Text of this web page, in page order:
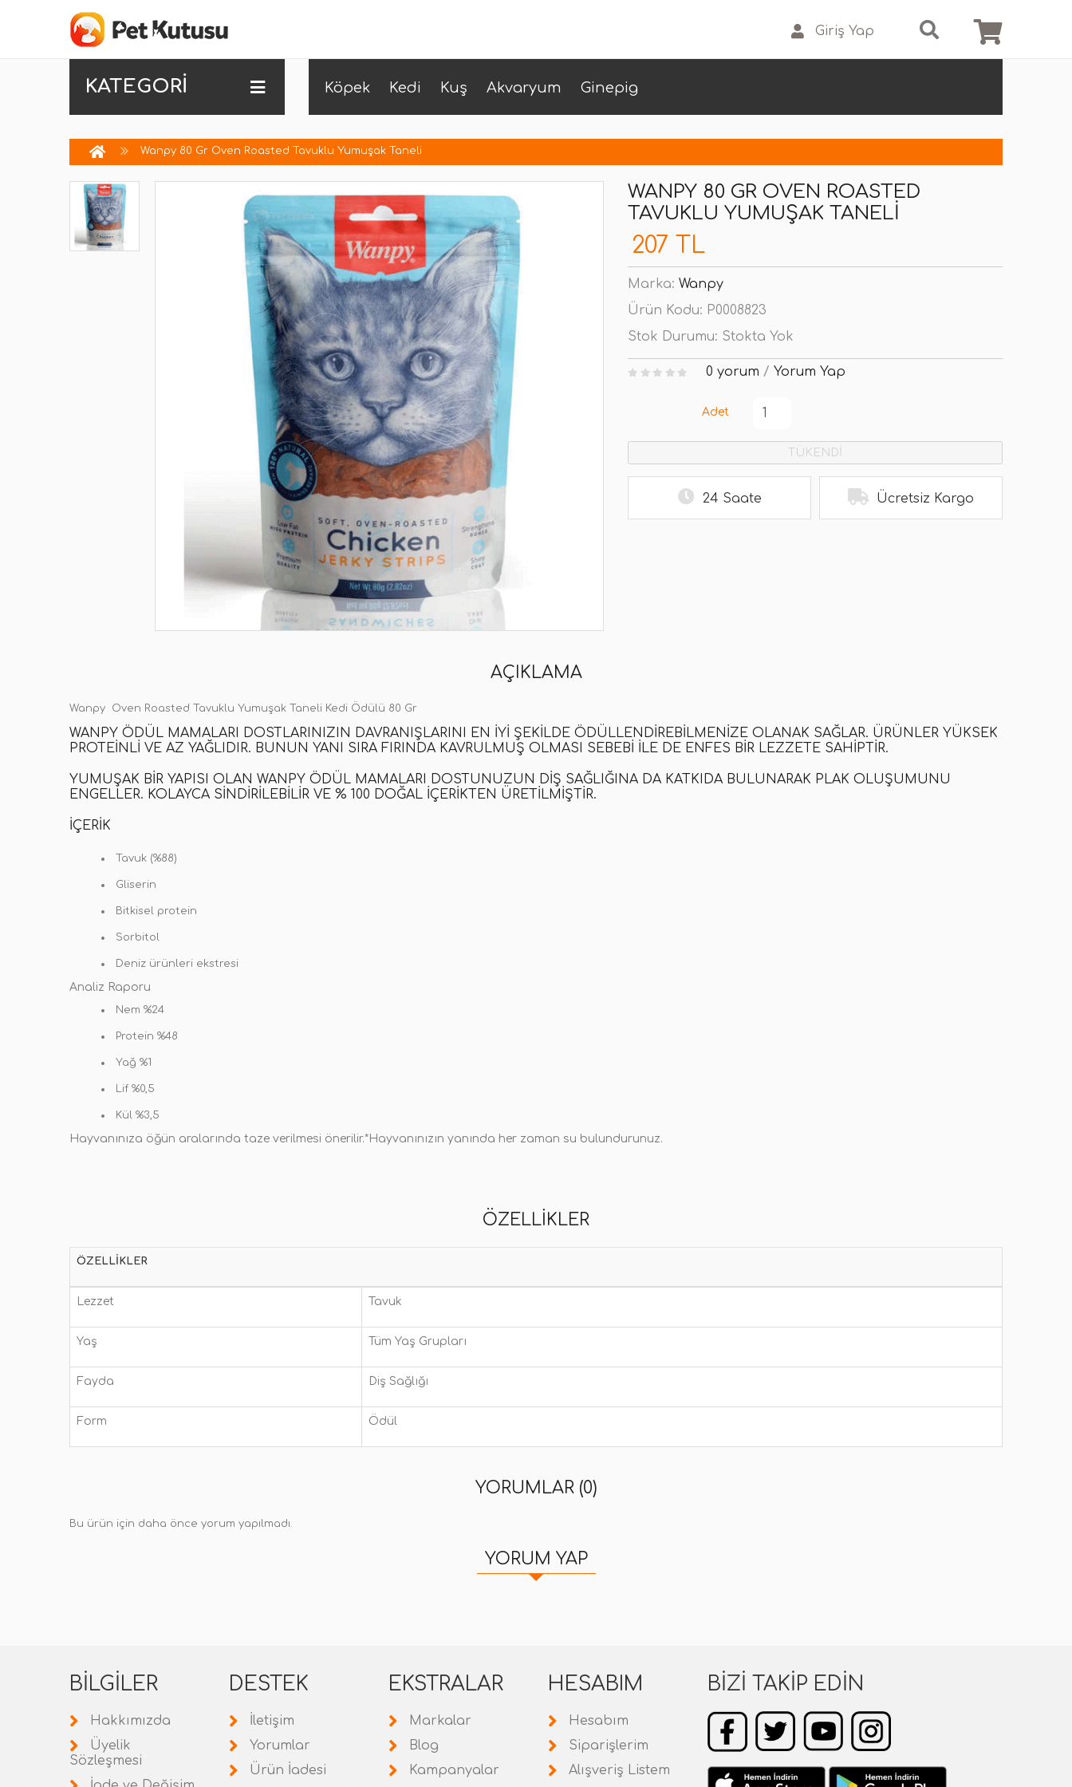
Giriş Yap
KATEGORİ Köpek Kedi Kuş Akvaryum Ginepig
Wanpy 80 Gr Oven Roasted Tavuklu Yumuşak Taneli
WANPY 80 GR OVEN ROASTED
TAVUKLU YUMUŞAK TANELI
207 TL
Marka: Wanpy
Ürün Kodu: P0008823
Stok Durumu: Stokta Yok
0 yorum / Yorum Yap
Adet
TÜKENDİ
24 Saate Ücretsiz Kargo
AÇIKLAMA
Wanpy Oven Roasted Tavuklu Yumuşak Taneli Kedi Ödülü 80 Gr
WANPY ÖDÜL MAMALARI DOSTLARINIZIN DAVRANIŞLARINI EN IYI ŞEKILDE ÖDÜLLENDIREBILMENIZE OLANAK SAĞLAR. ÜRÜNLER YÜKSEK
PROTEINLI VE AZ YAĞLIDIR. BUNUN YANI SIRA FIRINDA KAVRULMUŞ OLMASI SEBEBI ILE DE ENFES BIR LEZZETE SAHIPTIR.
YUMUŞAK BIR YAPISI OLAN WANPY ÖDÜL MAMALARI DOSTUNUZUN DIŞ SAĞLIĞINA DA KATKIDA BULUNARAK PLAK OLUŞUMUNU
ENGELLER. KOLAYCA SINDIRILEBILIR VE % 100 DOĞAL IÇERIKTEN ÜRETILMIŞTIR.
İÇERIK
Tavuk (%88)
Gliserin
Bitkisel protein
Sorbitol
Deniz ürünleri ekstresi
Analiz Raporu
Nem %24
Protein %48
Yağ %1
Lif %0,5
Kül %3,5
Hayvanınıza öğün aralarında taze verilmesi önerilir.*Hayvanınızın yanında her zaman su bulundurunuz.
ÖZELLIKLER
ÖZELLIKLER
Lezzet Tavuk
Yaş Tüm Yaş Grupları
Fayda Diş Sağlığı
Form Ödül
YORUMLAR (0)
Bu ürün için daha önce yorum yapılmadı.
YORUM YAP
BILGILER
Hakkımızda
Üyelik
Sözleşmesi
DESTEK
İletişim
Yorumlar
Ürün İadesi
EKSTRALAR
Markalar
Blog
Kampanyalar
HESABIM
Hesabım
Siparişlerim
Alışveriş Listem
BIZI TAKIP EDIN